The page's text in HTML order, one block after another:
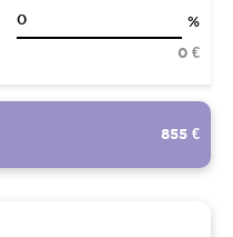
%
0 €
855 €